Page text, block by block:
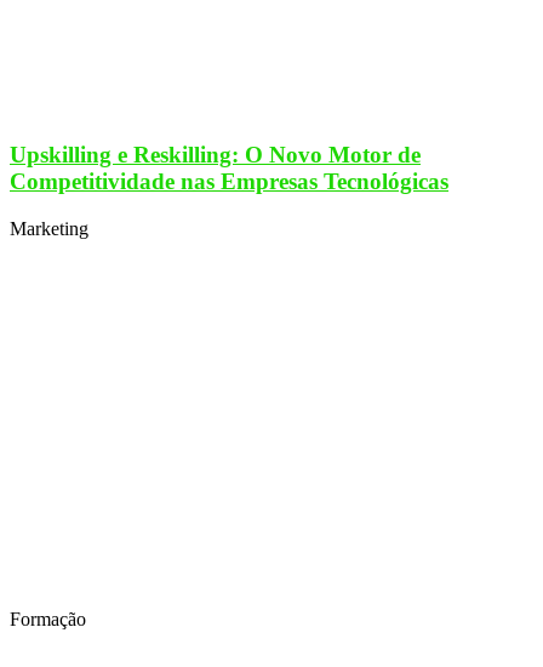
Upskilling e Reskilling: O Novo Motor de
Competitividade nas Empresas Tecnológicas
Marketing
Formação